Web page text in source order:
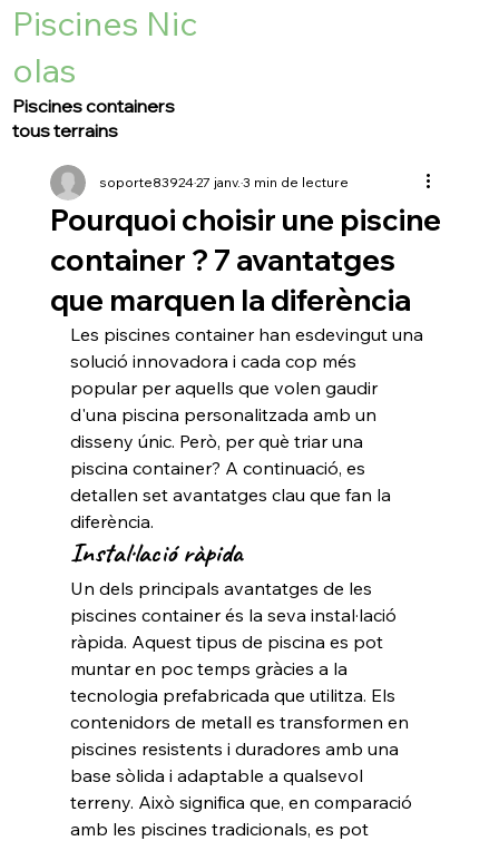
Piscines Nic
olas
Piscines containers
tous terrains
Pourquoi choisir une piscine
container ? 7 avantatges
que marquen la diferència
soporte8392427 janv.3 min de lecture
Les piscines container han esdevingut una
solució innovadora i cada cop més
popular per aquells que volen gaudir
d'una piscina personalitzada amb un
disseny únic. Però, per què triar una
piscina container? A continuació, es
detallen set avantatges clau que fan la
diferència.
Instal·lació ràpida
Un dels principals avantatges de les
piscines container és la seva instal·lació
ràpida. Aquest tipus de piscina es pot
muntar en poc temps gràcies a la
tecnologia prefabricada que utilitza. Els
contenidors de metall es transformen en
piscines resistents i duradores amb una
base sòlida i adaptable a qualsevol
terreny. Això significa que, en comparació
amb les piscines tradicionals, es pot